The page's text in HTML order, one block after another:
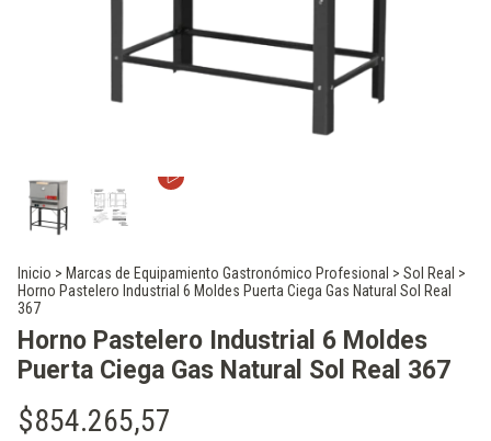
Inicio > Marcas de Equipamiento Gastronómico Profesional > Sol Real >
Horno Pastelero Industrial 6 Moldes Puerta Ciega Gas Natural Sol Real
367
Horno Pastelero Industrial 6 Moldes
Puerta Ciega Gas Natural Sol Real 367
$854.265,57